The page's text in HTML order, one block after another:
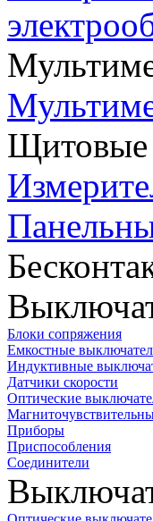
Блоки сопряжения
Емкостные
Индуктивные
Датчики скорости
Оптические
Приборы
Приспособления
Соединители